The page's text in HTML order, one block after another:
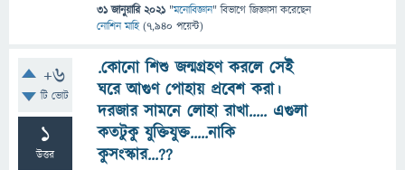
31 জানুয়ারি 2021 "মনোবিজ্ঞান" বিভাগে জিজ্ঞাসাকরেছেন
নোশিন মাহি (7,940 পয়েন্ট)
+6
টি ভোট
1
উত্তর
.কোনো শিশু জন্মগ্রহণ করলে সেই
ঘরে আগুণ পোহায় প্রবেশ করা।
দরজার সামনে লোহা রাখা..... এগুলা
কতটুকু যুক্তিযুক্ত.....নাকি
কুসংস্কার...??